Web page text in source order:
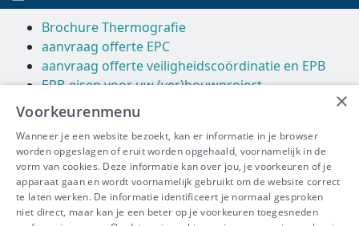
Brochure Thermografie
aanvraag offerte EPC
aanvraag offerte veiligheidscoördinatie en EPB
EPB-eisen voor uw (ver)bouwproject
Links
Vlaams Energie Agentschap
Leefmilieu Brussel
Energie Wallonie
×
Voorkeurenmenu
Wanneer je een website bezoekt, kan er informatie in je browser
worden opgeslagen of eruit worden opgehaald, voornamelijk in de
vorm van cookies. Deze informatie kan over jou, je voorkeuren of je
apparaat gaan en wordt voornamelijk gebruikt om de website correct
te laten werken. De informatie identificeert je normaal gesproken
niet direct, maar kan je een beter op je voorkeuren toegesneden